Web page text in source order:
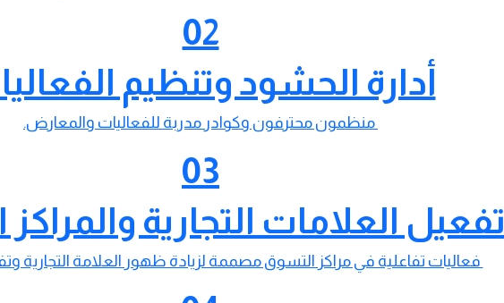
02
أدارة الحشود وتنظيم
منظمون محترفون وكوادر مدربة للفعاليات والمعارض.
03
تفعيل العلامات التجارية والمراكز
فعاليات تفاعلية في مراكز التسوق مصممة لزيادة ظهور العلامة التجارية